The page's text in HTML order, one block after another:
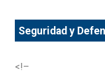
Seguridad y
<!–